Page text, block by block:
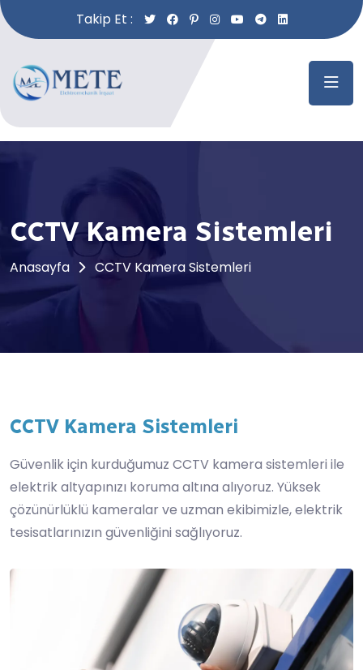
Takip Et :
CCTV Kamera Sistemleri
Anasayfa CCTV Kamera Sistemleri
CCTV Kamera Sistemleri
Güvenlik için kurduğumuz CCTV kamera sistemleri ile
elektrik altyapınızı koruma altına alıyoruz. Yüksek
çözünürlüklü kameralar ve uzman ekibimizle, elektrik
tesisatlarınızın güvenliğini sağlıyoruz.